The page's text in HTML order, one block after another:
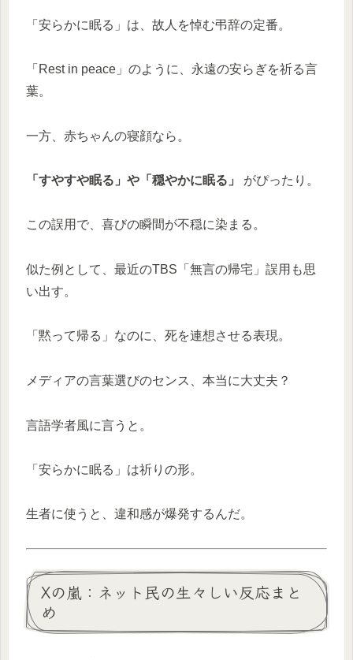
「安らかに眠る」は、故人を悼む弔辞の定番。
「Rest in peace」のように、永遠の安らぎを祈る言
葉。
一方、赤ちゃんの寝顔なら。
「すやすや眠る」や「穏やかに眠る」 がぴったり。
この誤用で、喜びの瞬間が不穏に染まる。
似た例として、最近のTBS「無言の帰宅」誤用も思
い出す。
「黙って帰る」なのに、死を連想させる表現。
メディアの言葉選びのセンス、本当に大丈夫？
言語学者風に言うと。
「安らかに眠る」は祈りの形。
生者に使うと、違和感が爆発するんだ。
Xの嵐：ネット民の生々しい反応まと
め